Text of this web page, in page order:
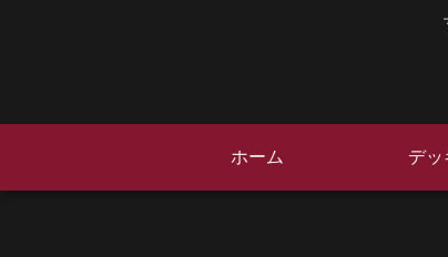
ホーム デッ